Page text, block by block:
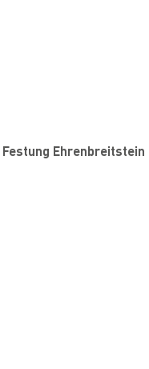
Festung Ehrenbreitstein